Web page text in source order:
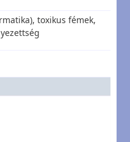
toxikus fémek,